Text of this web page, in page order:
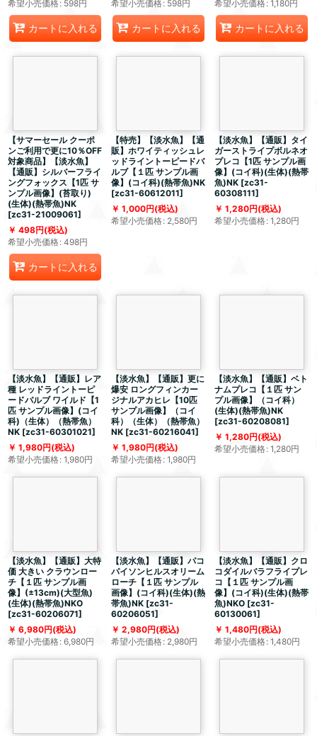
希望小売価格: 598円
カートに入れる
希望小売価格: 598円
カートに入れる
希望小売価格: 1,180円
カートに入れる
【サマーセール クーポ
ンご利用で更に10％OFF
対象商品】【淡水魚】
【通販】シルバーフライ
ングフォックス【1匹 サ
ンプル画像】(苔取り)
(生体)(熱帯魚)NK
[zc31-21009061]
498円(税込)
希望小売価格: 498円
カートに入れる
【特売】【淡水魚】【通
販】ホワイティッシュレ
ッドライントーピードバ
ルブ【１匹 サンプル画
像】(コイ科)(熱帯魚)NK
[zc31-60612011]
1,000円(税込)
希望小売価格: 2,580円
【淡水魚】【通販】タイ
ガーストライプボルネオ
プレコ【1匹 サンプル画
像】(コイ科)(生体)(熱帯
魚)NK [zc31-
60308111]
1,280円(税込)
希望小売価格: 1,280円
【淡水魚】【通販】レア
種 レッドライントーピ
ードバルブ ワイルド【1
匹 サンプル画像】(コイ
科)（生体）（熱帯魚）
NK [zc31-60301021]
1,980円(税込)
希望小売価格: 1,980円
【淡水魚】【通販】更に
爆安 ロングフィンカー
ジナルアカヒレ【10匹
サンプル画像】（コイ
科）（生体）（熱帯魚）
NK [zc31-60216041]
1,980円(税込)
希望小売価格: 1,980円
【淡水魚】【通販】ベト
ナムプレコ【１匹 サン
プル画像】（コイ科）
(生体)(熱帯魚)NK
[zc31-60208081]
1,280円(税込)
希望小売価格: 1,280円
【淡水魚】【通販】大特
価 大きい クラウンロー
チ【１匹 サンプル画
像】(±13cm)(大型魚)
(生体)(熱帯魚)NKO
[zc31-60206071]
6,980円(税込)
希望小売価格: 6,980円
【淡水魚】【通販】パコ
パイソンヒルスオリーム
ローチ【１匹 サンプル
画像】(コイ科)(生体)(熱
帯魚)NK [zc31-
60206051]
2,980円(税込)
希望小売価格: 2,980円
【淡水魚】【通販】クロ
コダイルバラフライプレ
コ【１匹 サンプル画
像】(コイ科)(生体)(熱帯
魚)NKO [zc31-
60130061]
1,480円(税込)
希望小売価格: 1,480円